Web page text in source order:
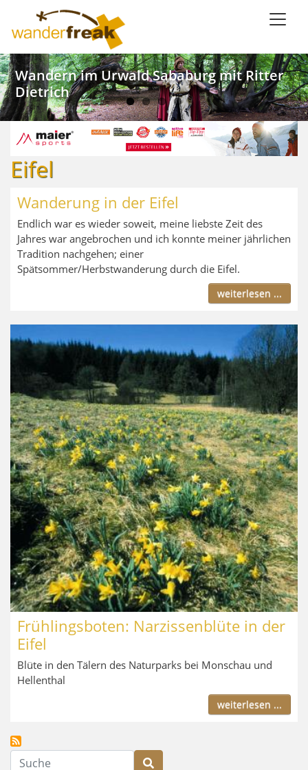
Wandern im Urwald Sababurg mit Ritter
Dietrich
Wandern mit Meerblick in Ligurien
Weinwandern im Lieblichen Taubertal
Kanu SaarFari im Wiltinger Saarbogen
Eifel
Wanderung in der Eifel
Endlich war es wieder soweit, meine liebste Zeit des
Jahres war angebrochen und ich konnte meiner jährlichen
Tradition nachgehen; einer
Spätsommer/Herbstwanderung durch die Eifel.
weiterlesen ...
Frühlingsboten: Narzissenblüte in der
Eifel
Blüte in den Tälern des Naturparks bei Monschau und
Hellenthal
weiterlesen ...
Suche